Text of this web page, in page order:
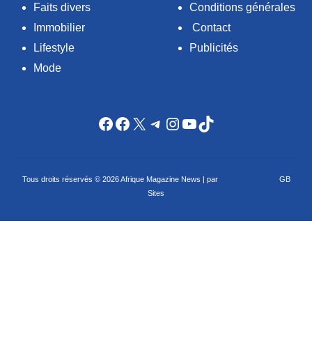
Faits divers
Immobilier
Lifestyle
Mode
Conditions générales
Contact
Publicités
Facebook
Facebook
X Telegram
Instagram
YouTube
TikTok
Tous droits réservés © 2026 Afrique Magazine News | par
GB
Sites